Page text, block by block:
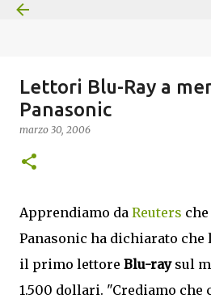
Lettori Blu-Ray a
Panasonic
marzo 30, 2006
Apprendiamo da Reuters
Panasonic ha dichiarato
il primo lettore Blu-raysul
1.500 dollari. "Crediamo che